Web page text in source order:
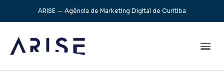
ARISE — Agência de Marketing Digital de Curitiba